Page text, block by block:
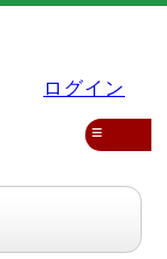
ログイン
≡